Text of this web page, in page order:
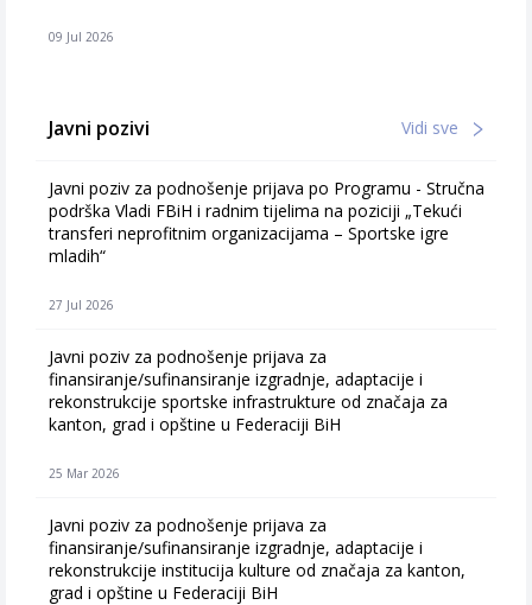
09 Jul 2026
Javni pozivi Vidi sve
Javni poziv za podnošenje prijava po Programu - Stručna
podrška Vladi FBiH i radnim tijelima na poziciji „Tekući
transferi neprofitnim organizacijama – Sportske igre
mladih“
27 Jul 2026
Javni poziv za podnošenje prijava za
finansiranje/sufinansiranje izgradnje, adaptacije i
rekonstrukcije sportske infrastrukture od značaja za
kanton, grad i opštine u Federaciji BiH
25 Mar 2026
Javni poziv za podnošenje prijava za
finansiranje/sufinansiranje izgradnje, adaptacije i
rekonstrukcije institucija kulture od značaja za kanton,
grad i opštine u Federaciji BiH